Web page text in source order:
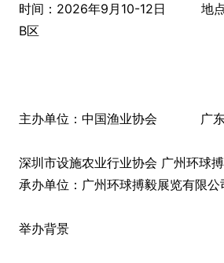
时间：2026年9月10-12日 地点
B区
主办单位：中国渔业协会 广东
深圳市设施农业行业协会 广州环球
承办单位：广州环球搏毅展览有限公
举办背景